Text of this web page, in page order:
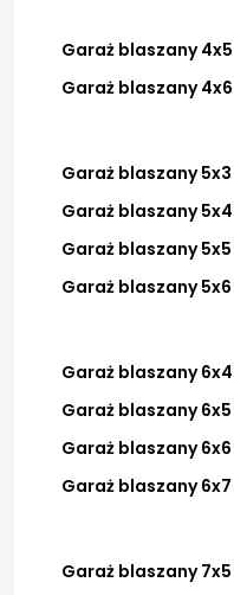
Garaż blaszany 4x5
Garaż blaszany 4x6
Garaż blaszany 5x3
Garaż blaszany 5x4
Garaż blaszany 5x5
Garaż blaszany 5x6
Garaż blaszany 6x4
Garaż blaszany 6x5
Garaż blaszany 6x6
Garaż blaszany 6x7
Garaż blaszany 7x5